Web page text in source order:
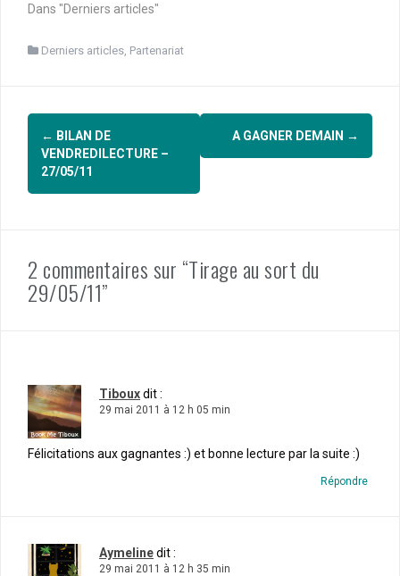
Dans "Derniers articles"
Derniers articles Partenariat
Navigation
d'article
← BILAN DE
VENDREDILECTURE –
27/05/11
A GAGNER DEMAIN →
2 commentaires sur “Tirage au sort du
29/05/11”
Tibouxdit :
29 mai 2011 à 12 h 05 min
Félicitations aux gagnantes :) et bonne lecture par la suite :)
Répondre
Aymelinedit :
29 mai 2011 à 12 h 35 min